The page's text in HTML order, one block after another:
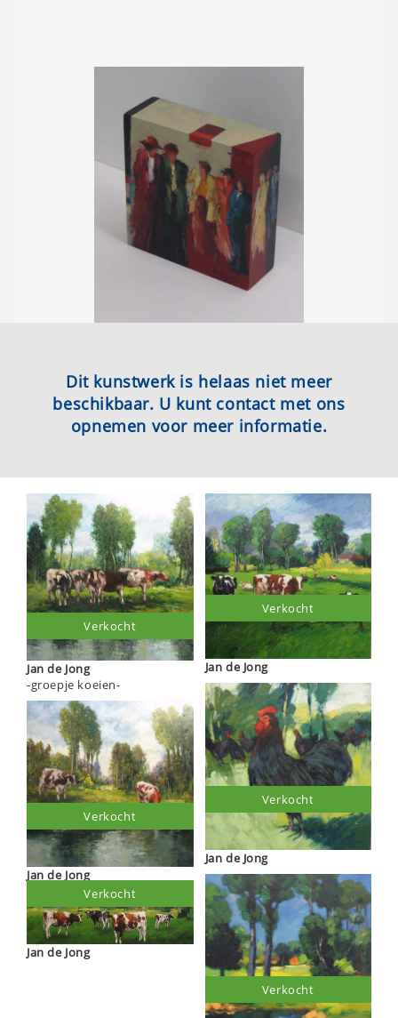
Dit kunstwerk is helaas niet meer
beschikbaar. U kunt contact met ons
opnemen voor meer informatie.
Jan de Jong
-groepje koeien-
Verkocht
Jan de Jong
Verkocht
Jan de Jong
Verkocht
Jan de Jong
Verkocht
Jan de Jong
Verkocht
Verkocht